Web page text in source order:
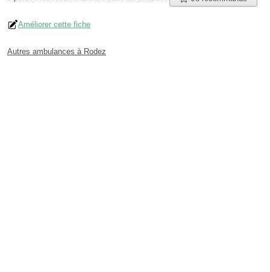
Améliorer cette fiche
Autres ambulances à Rodez